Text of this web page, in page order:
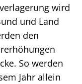
wird
und Land
den
So werden
Jahr allein